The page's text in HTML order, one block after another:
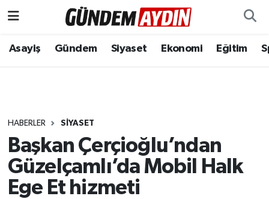
Asayiş Gündem Siyaset Ekonomi Eğitim
HABERLER SIYASET
Başkan Çerçioğlu’ndan
Güzelçamlı’da Mobil Halk
Ege Et hizmeti
Aydın Nöbetçi Eczaneler
Aydın Trafik Yoğunluk Haritası
Süper Lig Puan Durumu ve Fikstür